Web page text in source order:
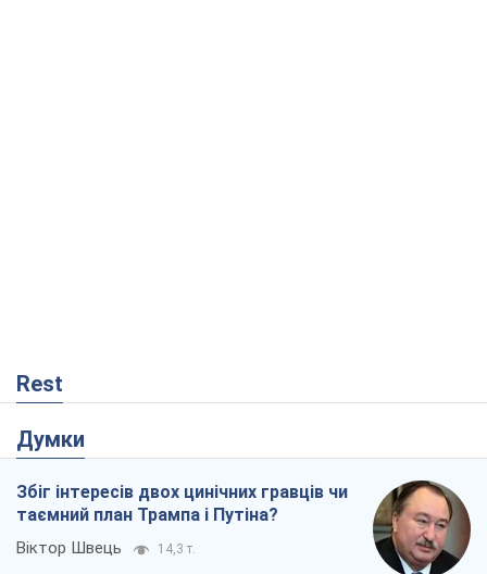
Rest
Думки
Збіг інтересів двох цинічних гравців чи
таємний план Трампа і Путіна?
Віктор Швець 14,3 т.